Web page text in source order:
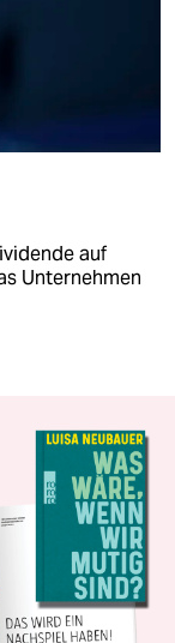
auf
Unternehmen